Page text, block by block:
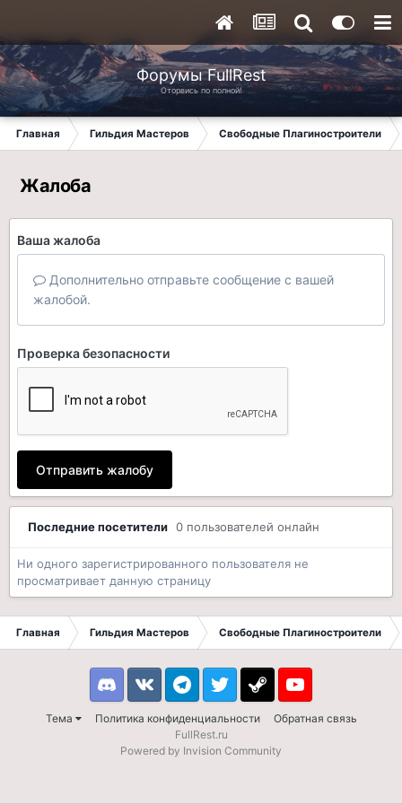
Форумы FullRest
Оторвись по полной!
Главная Гильдия Мастеров Свободные Плагиностроители
Жалоба
Ваша жалоба
Дополнительно отправьте сообщение с вашей
жалобой.
Проверка безопасности
Отправить жалобу
Последние посетители 0 пользователей онлайн
Ни одного зарегистрированного пользователя не
просматривает данную страницу
Главная Гильдия Мастеров Свободные Плагиностроители
Тема Политика конфиденциальности Обратная связь
DiscordVK TelegramTwitter Steam Youtube
FullRest.ru
Powered by Invision Community